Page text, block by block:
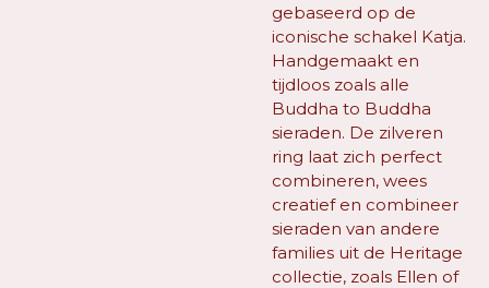
gebaseerd op de
iconische schakel Katja.
Handgemaakt en
tijdloos zoals alle
Buddha to Buddha
sieraden. De zilveren
ring laat zich perfect
combineren, wees
creatief en combineer
sieraden van andere
families uit de Heritage
collectie, zoals Ellen of